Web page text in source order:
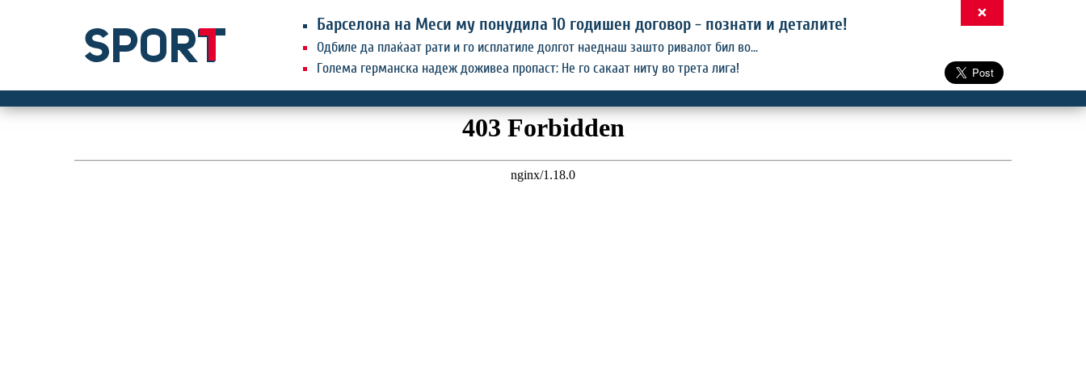
Барселона на Меси му понудила 10 годишен договор - познати и деталите!
Одбиле да плаќаат рати и го исплатиле долгот наеднаш зашто ривалот бил во...
Голема германска надеж доживеа пропаст: Не го сакаат ниту во трета лига!
×